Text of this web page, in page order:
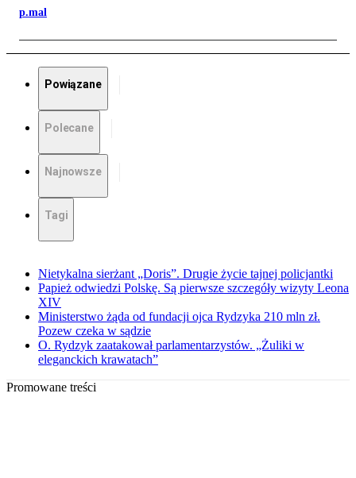
p.mal
Powiązane
Polecane
Najnowsze
Tagi
Nietykalna sierżant „Doris”. Drugie życie tajnej policjantki
Papież odwiedzi Polskę. Są pierwsze szczegóły wizyty Leona
XIV
Ministerstwo żąda od fundacji ojca Rydzyka 210 mln zł.
Pozew czeka w sądzie
O. Rydzyk zaatakował parlamentarzystów. „Żuliki w
eleganckich krawatach”
Promowane treści